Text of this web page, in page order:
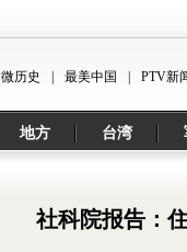
微历史 最美中国 PTV新
地方 台湾
社科院报告：